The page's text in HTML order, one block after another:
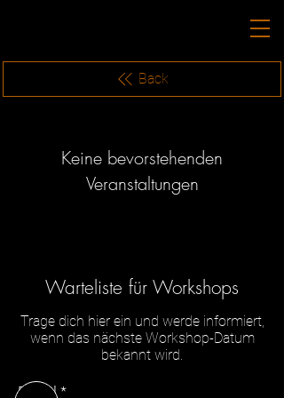
Back
Keine bevorstehenden
Veranstaltungen
Warteliste für Workshops
Trage dich hier ein und werde informiert,
wenn das nächste Workshop-Datum
bekannt wird.
E-Mail